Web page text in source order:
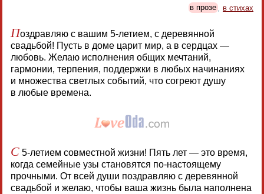
в прозе в стихах
Поздравляю с вашим 5-летием, с деревянной
свадьбой! Пусть в доме царит мир, а в сердцах —
любовь. Желаю исполнения общих мечтаний,
гармонии, терпения, поддержки в любых начинаниях
и множества светлых событий, что согреют душу
в любые времена.
С5-летием совместной жизни! Пять лет — это время,
когда семейные узы становятся по-настоящему
прочными. От всей души поздравляю с деревянной
свадьбой и желаю, чтобы ваша жизнь была наполнена